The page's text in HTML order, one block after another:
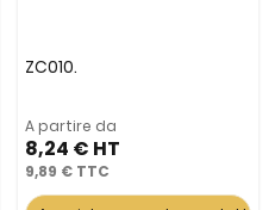
ZC010.
A partire da
8,24 €
9,89 €